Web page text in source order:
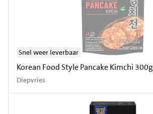
Korean Food Style Pancake Kimchi 300g
Diepvries
Snel weer leverbaar